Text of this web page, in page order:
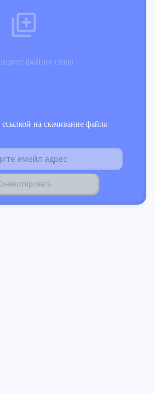
файлы сюда
на скачивание файла